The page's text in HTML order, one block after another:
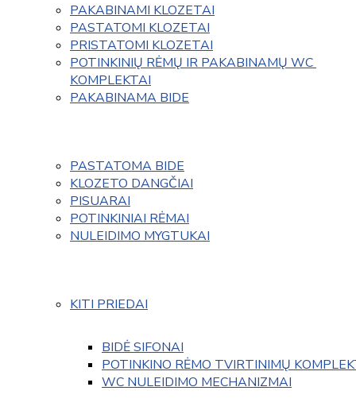
PAKABINAMI KLOZETAI
PASTATOMI KLOZETAI
PRISTATOMI KLOZETAI
POTINKINIŲ RĖMŲ IR PAKABINAMŲ WC
KOMPLEKTAI
PAKABINAMA BIDE
PASTATOMA BIDE
KLOZETO DANGČIAI
PISUARAI
POTINKINIAI RĖMAI
NULEIDIMO MYGTUKAI
KITI PRIEDAI
BIDĖ SIFONAI
POTINKINO RĖMO TVIRTINIMŲ
WC NULEIDIMO MECHANIZMAI